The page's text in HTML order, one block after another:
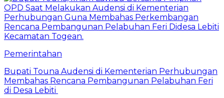
Pemerintahan
Bupati Touna Audensi di Kementerian Perhubungan
Membahas Rencana Pembangunan Pelabuhan Feri
di Desa Lebiti